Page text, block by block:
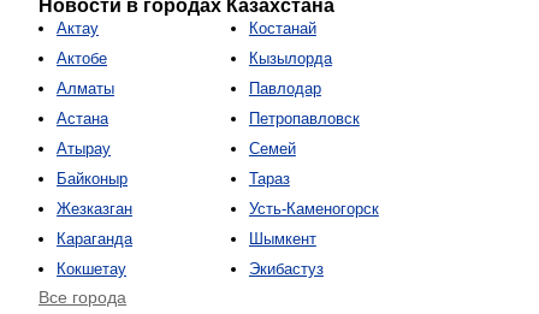
Новости в городах Казахстана
Актау
Актобе
Алматы
Астана
Атырау
Байконыр
Жезказган
Караганда
Кокшетау
Костанай
Кызылорда
Павлодар
Петропавловск
Семей
Тараз
Усть-Каменогорск
Шымкент
Экибастуз
Все города